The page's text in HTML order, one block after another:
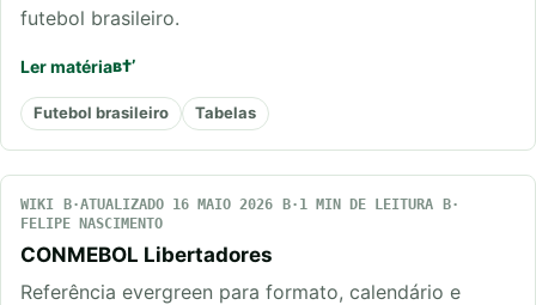
futebol brasileiro.
Ler matéria
Futebol brasileiro Tabelas
WIKI ATUALIZADO 16 MAIO 2026
1 MIN DE LEITURA
FELIPE NASCIMENTO
CONMEBOL Libertadores
Referência evergreen para formato, calendário e